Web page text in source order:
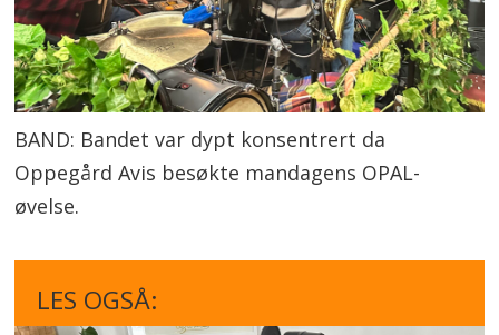
BAND: Bandet var dypt konsentrert da
Oppegård Avis besøkte mandagens OPAL-
øvelse.
LES OGSÅ: